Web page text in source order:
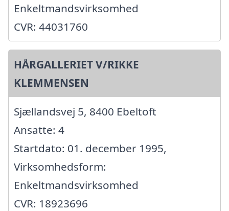
Enkeltmandsvirksomhed
CVR: 44031760
HÅRGALLERIET V/RIKKE
KLEMMENSEN
Sjællandsvej 5, 8400 Ebeltoft
Ansatte: 4
Startdato: 01. december 1995,
Virksomhedsform:
Enkeltmandsvirksomhed
CVR: 18923696